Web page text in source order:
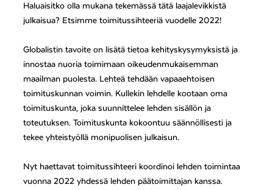
Haluaisitko olla mukana tekemässä tätä laajalevikkistä
julkaisua? Etsimme toimitussihteeriä vuodelle 2022!
Globalistin tavoite on lisätä tietoa kehityskysymyksistä ja
innostaa nuoria toimimaan oikeudenmukaisemman
maailman puolesta. Lehteä tehdään vapaaehtoisen
toimituskunnan voimin. Kullekin lehdelle kootaan oma
toimituskunta, joka suunnittelee lehden sisällön ja
toteutuksen. Toimituskunta kokoontuu säännöllisesti ja
tekee yhteistyöllä monipuolisen julkaisun.
Nyt haettavat toimitussihteeri koordinoi lehden toimintaa
vuonna 2022 yhdessä lehden päätoimittajan kanssa.